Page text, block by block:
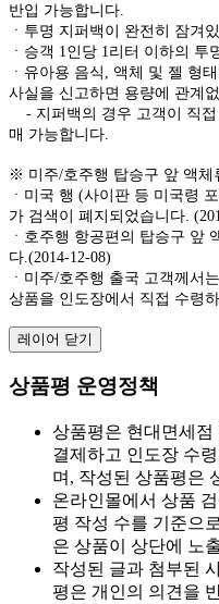
반입 가능합니다.
ㆍ투명 지퍼백이 완전히 잠겨
ㆍ승객 1인당 1리터 이하의 투
ㆍ유아용 음식, 액체 및 젤 형
사실을 신고하면 용량에 관계
- 지퍼백의 경우 고객이 직접
매 가능합니다.
※ 미주/호주행 탑승구 앞 액체
ㆍ미국 행 (사이판 등 미국령
가 검색이 폐지되었습니다.
ㆍ호주행 항공편의 탑승구 앞
다.(2014-12-08)
ㆍ미주/호주행 출국 고객께서
상품을 인도장에서 직접 수령
레이어 닫기
상품평 운영정책
상품평은 현대면세점
결제하고 인도장 수
며, 작성된 상품평은
온라인몰에서 상품
평 작성 수를 기준으
은 상품이 상단에 노
작성된 글과 첨부된
평은 개인의 의견을